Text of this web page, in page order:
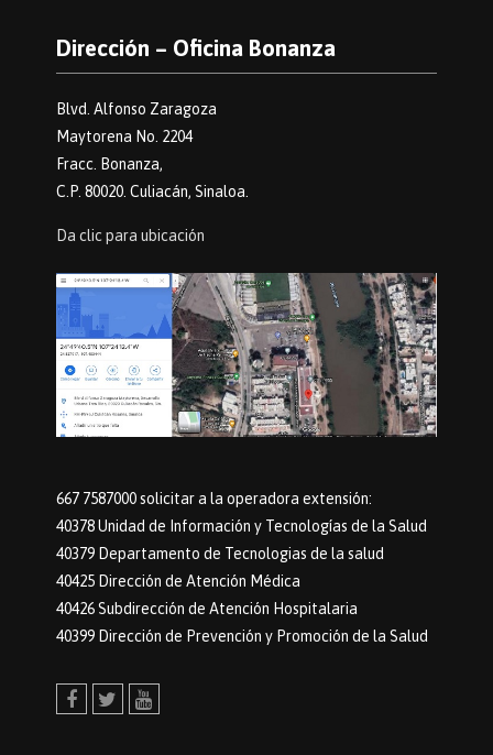
Dirección – Oficina Bonanza
Blvd. Alfonso Zaragoza
Maytorena No. 2204
Fracc. Bonanza,
C.P. 80020. Culiacán, Sinaloa.
Da clic para ubicación
667 7587000 solicitar a la operadora extensión:
40378 Unidad de Información y Tecnologías de la Salud
40379 Departamento de Tecnologias de la salud
40425 Dirección de Atención Médica
40426 Subdirección de Atención Hospitalaria
40399 Dirección de Prevención y Promoción de la Salud